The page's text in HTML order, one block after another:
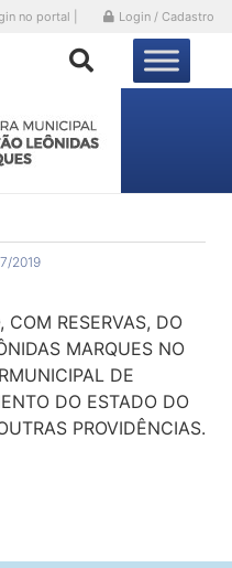
no portal | Login / Cadastro
2019
COM RESERVAS, DO
MARQUES NO
DE
DO ESTADO DO
PROVIDÊNCIAS.